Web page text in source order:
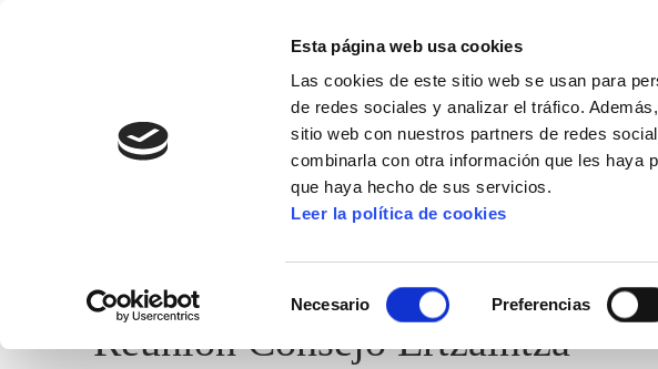
Esta página web usa cookies
Las cookies de este sitio web se usan para
de redes sociales y analizar el tráfico.
sitio web con nuestros partners de redes
combinarla con otra información que les haya
que haya hecho de sus servicios.
Leer la política de cookies
Necesario Preferencias
ERTZAINTZA / POLICÍA FORAL
Reunión Consejo Ertzaintza